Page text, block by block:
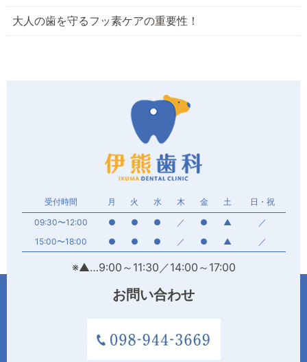
大人の歯を守るフッ素ケアの重要性！
受付時間 月 火 水 木 金 土
日・祝
09:30〜12:00
● ● ● ／ ● ▲
／
15:00〜18:00
● ● ● ／ ● ▲ ／
※▲…9:00～11:30／14:00～17:00
お問い合わせ